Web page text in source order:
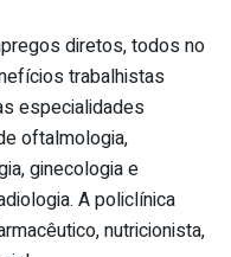
diretos, todos no
trabalhistas
especialidades
oftalmologia,
ginecologia e
A policlínica
nutricionista,